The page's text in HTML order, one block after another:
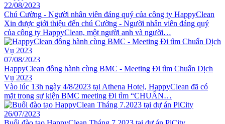
22/08/2023
Chú Cường - Người nhân viên đáng quý của công ty HappyClean
Xin được giới thiệu đến chú Cường - Người nhân viên đáng quý
của công ty HappyClean, một người anh và người…
07/08/2023
HappyClean đồng hành cùng BMC - Meeting Đi tìm Chuẩn Dịch
Vụ 2023
Vào lúc 13h ngày 4/8/2023 tại Athena Hotel, HappyClean đã có
mặt trong sự kiện BMC meeting Đi tìm “CHUẨN…
26/07/2023